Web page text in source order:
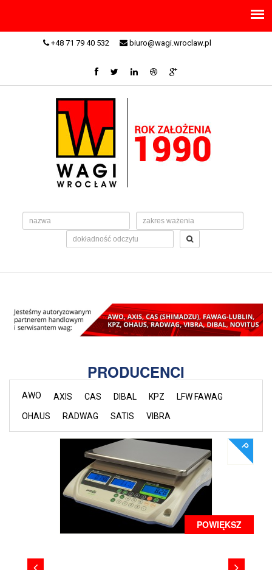
+48 71 79 40 532 biuro@wagi.wroclaw.pl
PRODUCENCI
AWO AXIS CAS DIBAL KPZ
LFW FAWAG
OHAUS
RADWAG SATIS VIBRA
POWIĘKSZ